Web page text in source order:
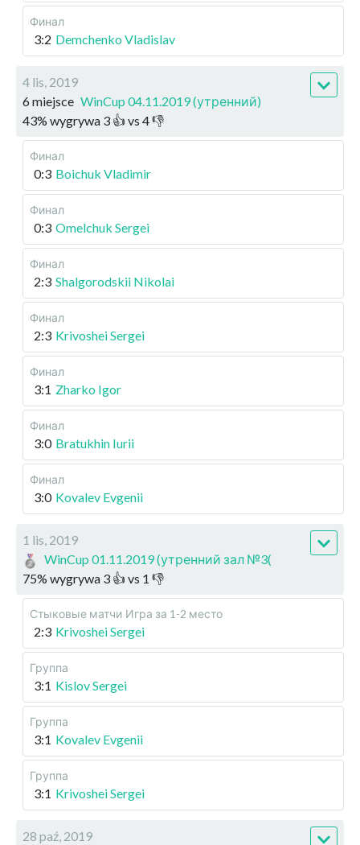
Финал
3:2 Demchenko Vladislav
4 lis, 2019
6 miejsce WinCup 04.11.2019 (утренний)
43% wygrywa 3 👍 vs 4👎
Финал
0:3 Boichuk Vladimir
Финал
0:3 Omelchuk Sergei
Финал
2:3 Shalgorodskii Nikolai
Финал
2:3 Krivoshei Sergei
Финал
3:1 Zharko Igor
Финал
3:0 Bratukhin Iurii
Финал
3:0 Kovalev Evgenii
1 lis, 2019
WinCup 01.11.2019 (утренний зал №3(
75% wygrywa 3 👍 vs 1 👎
Стыковые матчи Игра за 1-2 место
2:3 Krivoshei Sergei
Группа
3:1 Kislov Sergei
Группа
3:1 Kovalev Evgenii
Группа
3:1 Krivoshei Sergei
28 paź, 2019